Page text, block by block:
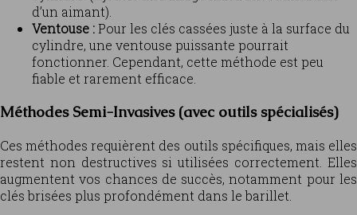
d’un aimant).
Ventouse :Pour les clés cassées juste à la surface du
cylindre, une ventouse puissante pourrait
fonctionner. Cependant, cette méthode est peu
fiable et rarement efficace.
Méthodes Semi-Invasives (avec outils spécialisés)
Ces méthodes requièrent des outils spécifiques, mais elles
restent non destructives si utilisées correctement. Elles
augmentent vos chances de succès, notamment pour les
clés brisées plus profondément dans le barillet.